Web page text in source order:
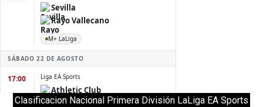
Clasificacion Nacional Primera División LaLiga EA Sports